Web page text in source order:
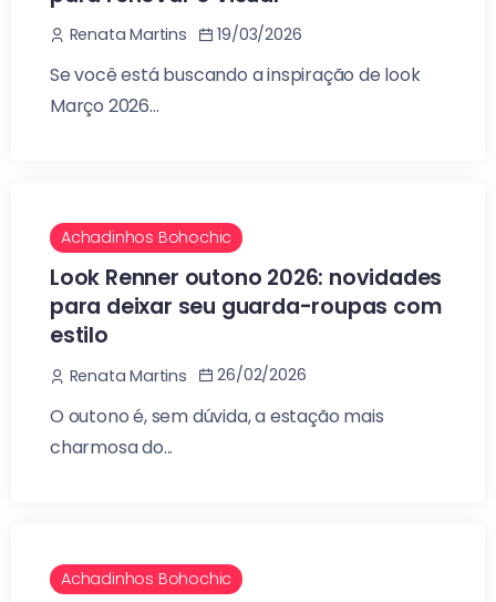
Renata Martins 19/03/2026
Se você está buscando a inspiração de look
Março 2026...
Achadinhos Bohochic
Look Renner outono 2026: novidades
para deixar seu guarda-roupas com
estilo
Renata Martins 26/02/2026
O outono é, sem dúvida, a estação mais
charmosa do...
Achadinhos Bohochic